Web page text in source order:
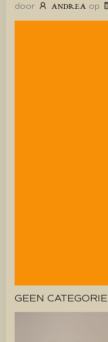
door ANDREA op
GEEN CATEGORIE